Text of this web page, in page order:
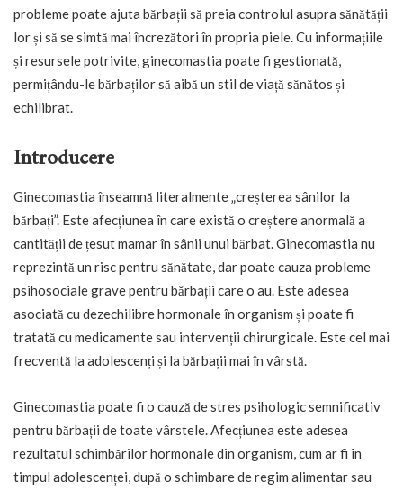
probleme poate ajuta bărbații să preia controlul asupra sănătății
lor și să se simtă mai încrezători în propria piele. Cu informațiile
și resursele potrivite, ginecomastia poate fi gestionată,
permițându-le bărbaților să aibă un stil de viață sănătos și
echilibrat.
Introducere
Ginecomastia înseamnă literalmente „creșterea sânilor la
bărbați”. Este afecțiunea în care există o creștere anormală a
cantității de țesut mamar în sânii unui bărbat. Ginecomastia nu
reprezintă un risc pentru sănătate, dar poate cauza probleme
psihosociale grave pentru bărbații care o au. Este adesea
asociată cu dezechilibre hormonale în organism și poate fi
tratată cu medicamente sau intervenții chirurgicale. Este cel mai
frecventă la adolescenți și la bărbații mai în vârstă.
Ginecomastia poate fi o cauză de stres psihologic semnificativ
pentru bărbații de toate vârstele. Afecțiunea este adesea
rezultatul schimbărilor hormonale din organism, cum ar fi în
timpul adolescenței, după o schimbare de regim alimentar sau